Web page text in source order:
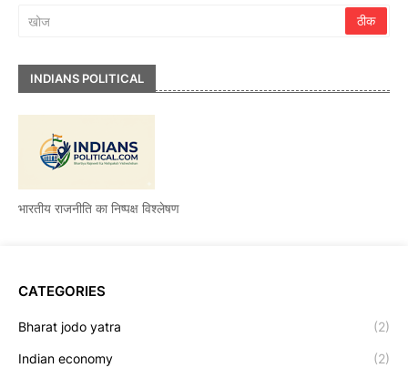
INDIANS POLITICAL
भारतीय राजनीति का निष्पक्ष विश्लेषण
CATEGORIES
Bharat jodo yatra (2)
Indian economy (2)